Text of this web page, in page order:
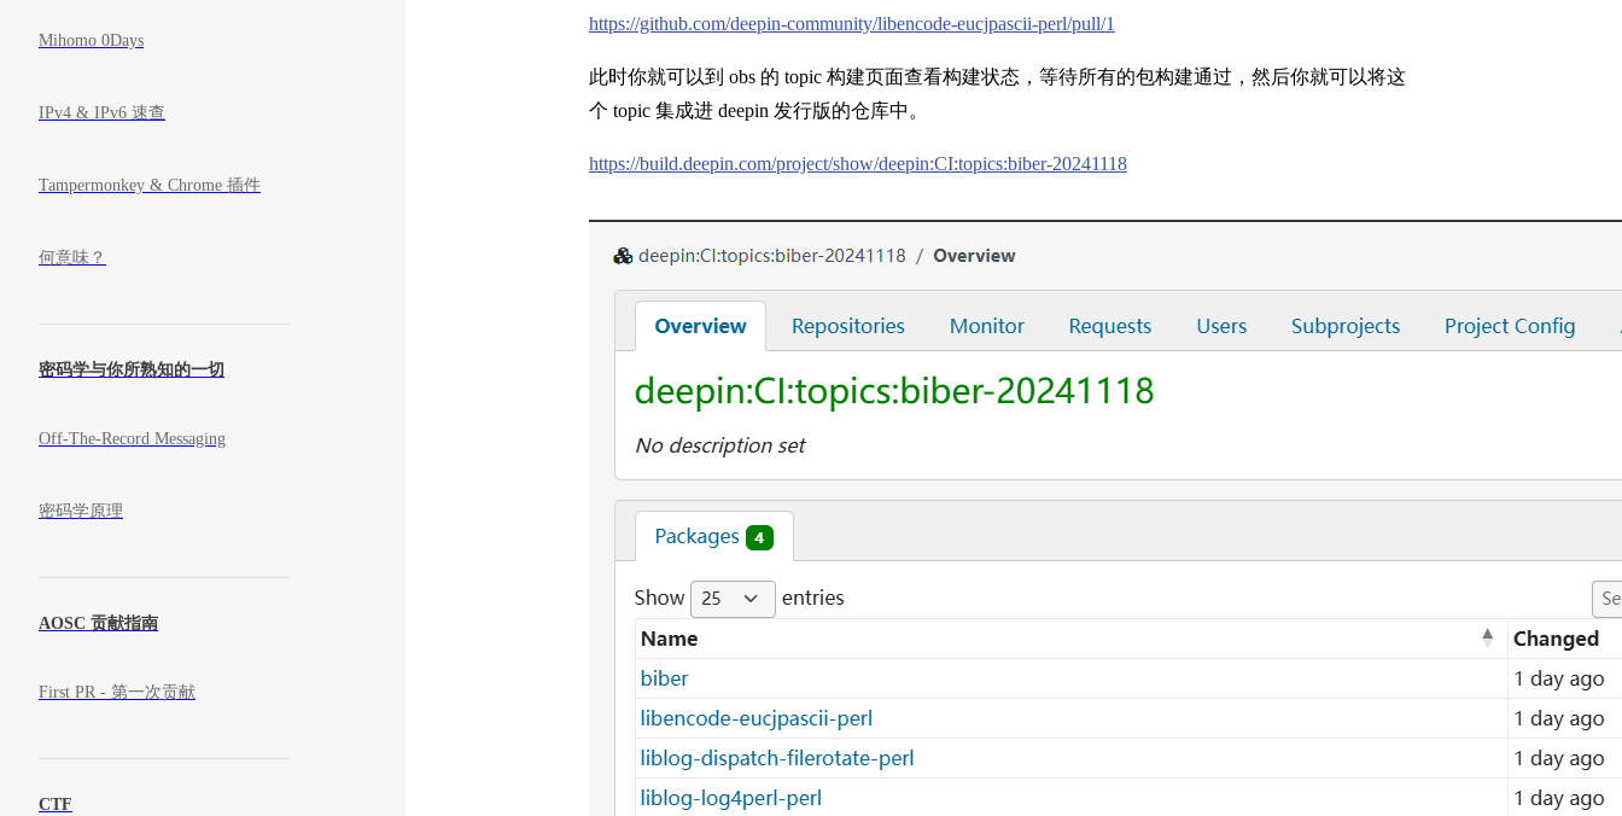
Mihomo 0Days
IPv4 & IPv6 速查
Tampermonkey & Chrome 插件
何意味？
密码学与你所熟知的一切
Off-The-Record Messaging
密码学原理
AOSC 贡献指南
First PR - 第一次贡献
CTF
https://github.com/deepin-community/libencode-eucjpascii-perl/pull/1
此时你就可以到 obs 的 topic 构建页面查看构建状态，等待所有的包构建通过，然后你就可以将这
个 topic 集成进 deepin 发行版的仓库中。
https://build.deepin.com/project/show/deepin:CI:topics:biber-20241118